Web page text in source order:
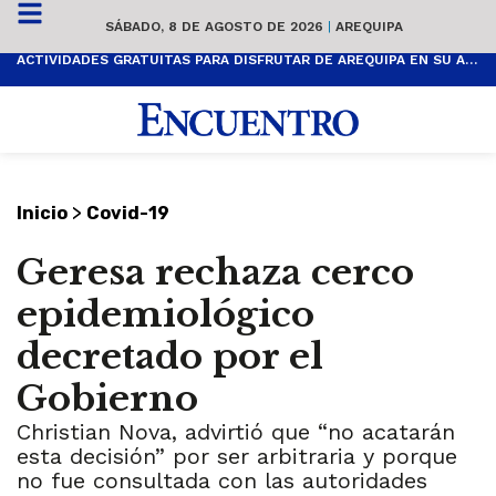
SÁBADO, 8 DE AGOSTO DE 2026 | AREQUIPA
ACTIVIDADES GRATUITAS PARA DISFRUTAR DE AREQUIPA EN SU ANIVERSARIO
Inicio > Covid-19
Geresa rechaza cerco
epidemiológico
decretado por el
Gobierno
Christian Nova, advirtió que “no acatarán
esta decisión” por ser arbitraria y porque
no fue consultada con las autoridades